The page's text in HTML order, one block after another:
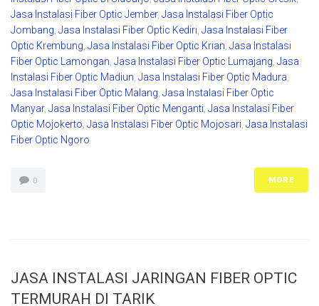
Jasa Instalasi Fiber Optic Jember, Jasa Instalasi Fiber Optic
Jombang Jasa Instalasi Fiber Optic Kediri Jasa Instalasi Fiber
Optic Krembung Jasa Instalasi Fiber Optic Krian Jasa Instalasi
Fiber Optic Lamongan Jasa Instalasi Fiber Optic Lumajang Jasa
Instalasi Fiber Optic Madiun Jasa Instalasi Fiber Optic Madura
Jasa Instalasi Fiber Optic Malang Jasa Instalasi Fiber Optic
Manyar, Jasa Instalasi Fiber Optic Menganti Jasa Instalasi Fiber
Optic Mojokerto Jasa Instalasi Fiber Optic Mojosari Jasa Instalasi
Fiber Optic Ngoro
0 MORE
JASA INSTALASI JARINGAN FIBER OPTIC
TERMURAH DI TARIK